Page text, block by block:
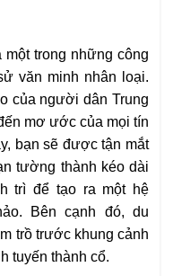
một trong những công
văn minh nhân loại.
của người dân Trung
mơ ước của mọi tín
bạn sẽ được tận mắt
tường thành kéo dài
trì để tạo ra một hệ
Bên cạnh đó, du
trồ trước khung cảnh
tuyến thành cổ.